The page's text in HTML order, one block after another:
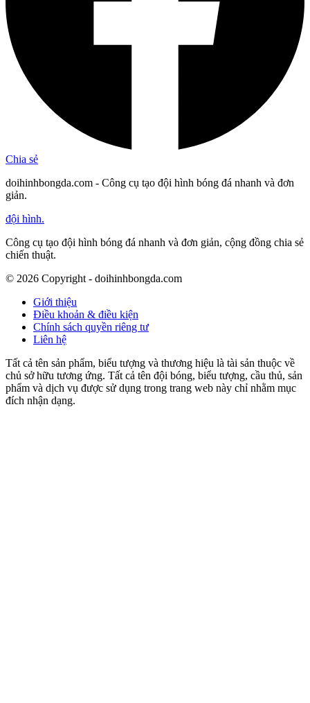
Chia sẻ
doihinhbongda.com - Công cụ tạo đội hình bóng đá nhanh và đơn
giản.
đội hình.
Công cụ tạo đội hình bóng đá nhanh và đơn giản, cộng đồng chia sẻ
chiến thuật.
© 2026 Copyright - doihinhbongda.com
Giới thiệu
Điều khoản & điều kiện
Chính sách quyền riêng tư
Liên hệ
Tất cả tên sản phẩm, biểu tượng và thương hiệu là tài sản thuộc về
chủ sở hữu tương ứng. Tất cả tên đội bóng, biểu tượng, cầu thủ, sản
phẩm và dịch vụ được sử dụng trong trang web này chỉ nhằm mục
đích nhận dạng.